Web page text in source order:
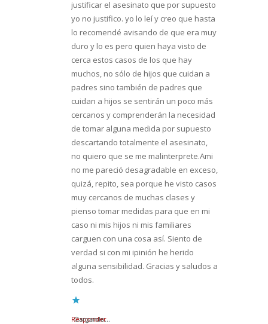
justificar el asesinato que por supuesto
yo no justifico. yo lo leí y creo que hasta
lo recomendé avisando de que era muy
duro y lo es pero quien haya visto de
cerca estos casos de los que hay
muchos, no sólo de hijos que cuidan a
padres sino también de padres que
cuidan a hijos se sentirán un poco más
cercanos y comprenderán la necesidad
de tomar alguna medida por supuesto
descartando totalmente el asesinato,
no quiero que se me malinterprete.Ami
no me pareció desagradable en exceso,
quizá, repito, sea porque he visto casos
muy cercanos de muchas clases y
pienso tomar medidas para que en mi
caso ni mis hijos ni mis familiares
carguen con una cosa así. Siento de
verdad si con mi ipinión he herido
alguna sensibilidad. Gracias y saludos a
todos.
Cargando...
Responder